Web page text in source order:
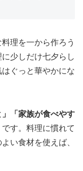
理を一から作ろう
少しだけ七夕らし
ぐっと華やかにな
」「家族が食べやす
です。料理に慣れて
い食材を使えば、